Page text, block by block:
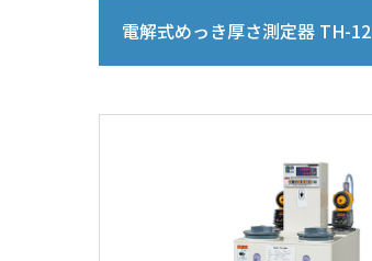
電解式めっき厚さ測定器 TH-12